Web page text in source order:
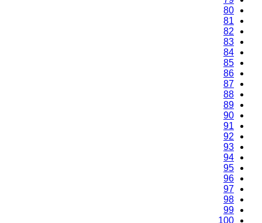
80
81
82
83
84
85
86
87
88
89
90
91
92
93
94
95
96
97
98
99
100